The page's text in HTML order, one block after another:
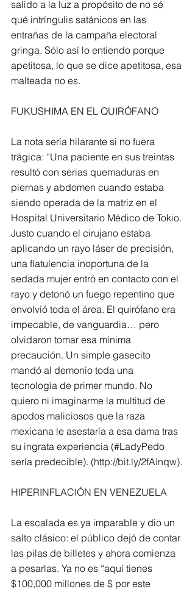
salido a la luz a propósito de no sé
qué intríngulis satánicos en las
entrañas de la campaña electoral
gringa. Sólo así lo entiendo porque
apetitosa, lo que se dice apetitosa, esa
malteada no es.
FUKUSHIMA EN EL QUIRÓFANO
La nota sería hilarante si no fuera
trágica: “Una paciente en sus treintas
resultó con serias quemaduras en
piernas y abdomen cuando estaba
siendo operada de la matriz en el
Hospital Universitario Médico de Tokio.
Justo cuando el cirujano estaba
aplicando un rayo láser de precisión,
una flatulencia inoportuna de la
sedada mujer entró en contacto con el
rayo y detonó un fuego repentino que
envolvió toda el área. El quirófano era
impecable, de vanguardia… pero
olvidaron tomar esa mínima
precaución. Un simple gasecito
mandó al demonio toda una
tecnología de primer mundo. No
quiero ni imaginarme la multitud de
apodos maliciosos que la raza
mexicana le asestaría a esa dama tras
su ingrata experiencia (#LadyPedo
sería predecible). (http://bit.ly/2fAInqw).
HIPERINFLACIÓN EN VENEZUELA
La escalada es ya imparable y dio un
salto clásico: el público dejó de contar
las pilas de billetes y ahora comienza
a pesarlas. Ya no es “aquí tienes
$100,000 millones de $ por este